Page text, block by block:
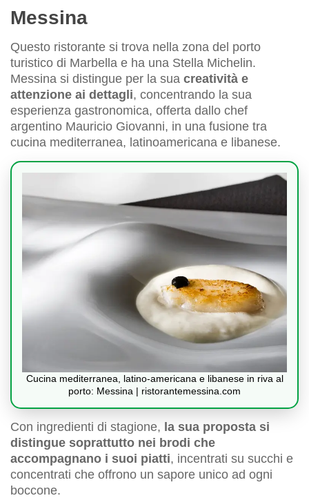
Messina
Questo ristorante si trova nella zona del porto
turistico di Marbella e ha una Stella Michelin.
Messina si distingue per la sua creatività e
attenzione ai dettagli, concentrando la sua
esperienza gastronomica, offerta dallo chef
argentino Mauricio Giovanni, in una fusione tra
cucina mediterranea, latinoamericana e libanese.
Cucina mediterranea, latino-americana e libanese in riva al
porto: Messina | ristorantemessina.com
Con ingredienti di stagione, la sua proposta si
distingue soprattutto nei brodi che
accompagnano i suoi piatti, incentrati su succhi e
concentrati che offrono un sapore unico ad ogni
boccone.